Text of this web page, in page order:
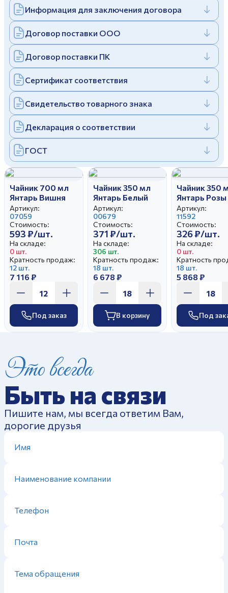
Отправить
Заполняя и отправляя форму, вы соглашаетесь
cполитикой конфиденциальности
Заполняя и отправляя форму, вы соглашаетесь
cполитикой конфиденциальности
Дулевский фарфоровый завод ©
Политика конфиденциальности
Информация для заключения договора
Договор поставки ООО
Договор поставки ПК
Сертификат соответствия
Свидетельство товарного знака
Декларация о соответствии
ГОСТ
Чайник 700 мл
Янтарь Вишня
Артикул:
07059
Стоимость:
593 ₽/шт.
На складе:
0 шт.
Кратность продаж:
12 шт.
7 116 ₽
Под заказ
Чайник 350 мл
Янтарь Белый
Артикул:
00679
Стоимость:
371 ₽/шт.
На складе:
306 шт.
Кратность продаж:
18 шт.
6 678 ₽
В корзину
Чайник 350
Янтарь Розы
Артикул:
11592
Стоимость:
326 ₽/шт.
На складе:
0 шт.
Кратность
18 шт.
5 868 ₽
Под
Это всегда
Быть на связи
Пишите нам, мы всегда ответим Вам,
дорогие друзья